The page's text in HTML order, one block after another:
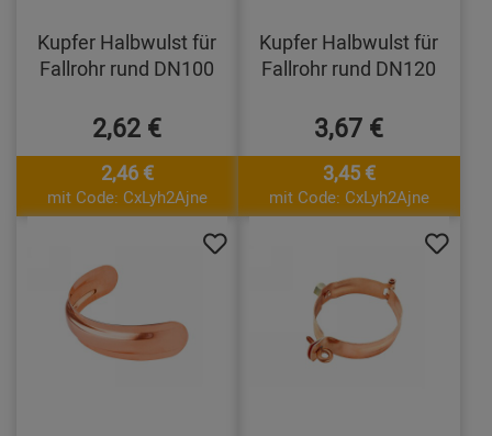
Kupfer Halbwulst für
Fallrohr rund DN100
2,62 €
2,46 €
mit Code: CxLyh2Ajne
Kupfer Halbwulst für
Fallrohr rund DN120
3,67 €
3,45 €
mit Code: CxLyh2Ajne